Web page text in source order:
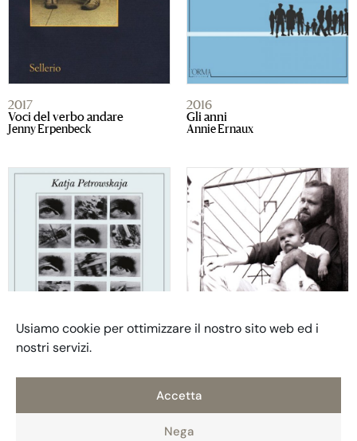
Usiamo cookie per ottimizzare il nostro sito web ed i
nostri servizi.
Accetta
Nega
2017
Voci del verbo andare
Jenny Erpenbeck
2016
Gli anni
Annie Ernaux